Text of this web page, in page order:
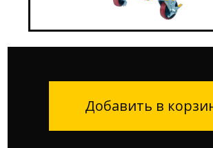
Добавить в